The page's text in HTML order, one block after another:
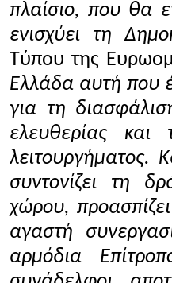
πλαίσιο, που θα
ενισχύει τη
Τύπου της
Ελλάδα αυτή που
για τη
ελευθερίας και
συντονίζει τη
χώρου,
αγαστή
αρμόδια